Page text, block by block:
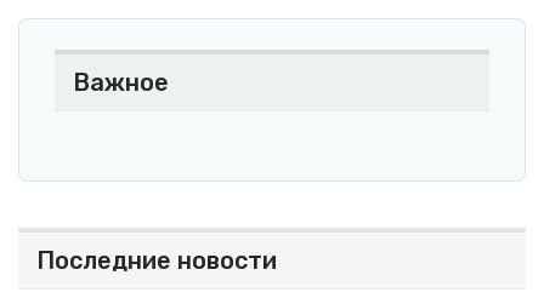
Важное
Последние новости